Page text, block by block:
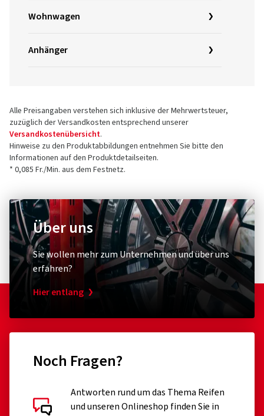
Wohnwagen
Anhänger
Alle Preisangaben verstehen sich inklusive der Mehrwertsteuer,
zuzüglich der Versandkosten entsprechend unserer
Versandkostenübersicht.
Hinweise zu den Produktabbildungen entnehmen Sie bitte den
Informationen auf den Produktdetailseiten.
* 0,085 Fr./Min. aus dem Festnetz.
Über uns
Sie wollen mehr zum Unternehmen und über uns
erfahren?
Hier entlang
Noch Fragen?
Antworten rund um das Thema Reifen
und unseren Onlineshop finden Sie in